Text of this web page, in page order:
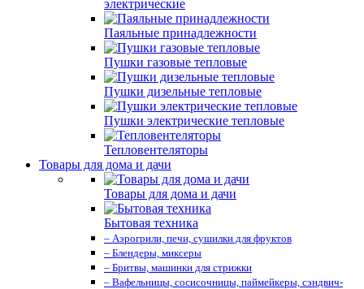
электрические
Паяльные принадлежности
Пушки газовые тепловые
Пушки дизельные тепловые
Пушки электрические тепловые
Тепловентеляторы
Товары для дома и дачи
Товары для дома и дачи
Бытовая техника
– Аэрогрили, печи, сушилки для фруктов
– Блендеры, миксеры
– Бритвы, машинки для стрижки
– Вафельницы, сосисочницы, паймейкеры, сэндвич-